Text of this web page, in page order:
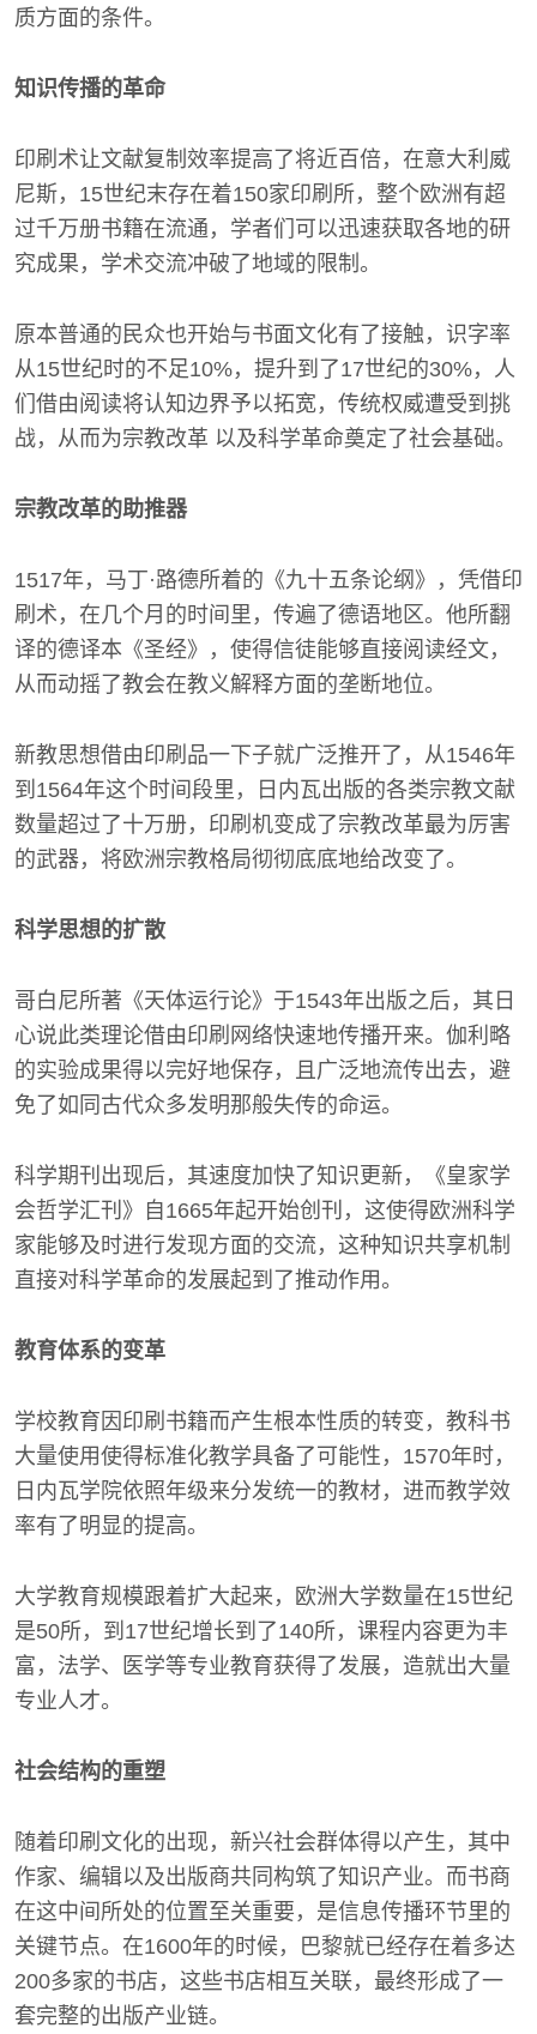
质方面的条件。
知识传播的革命
印刷术让文献复制效率提高了将近百倍，在意大利威
尼斯，15世纪末存在着150家印刷所，整个欧洲有超
过千万册书籍在流通，学者们可以迅速获取各地的研
究成果，学术交流冲破了地域的限制。
原本普通的民众也开始与书面文化有了接触，识字率
从15世纪时的不足10%，提升到了17世纪的30%，人
们借由阅读将认知边界予以拓宽，传统权威遭受到挑
战，从而为宗教改革 以及科学革命奠定了社会基础。
宗教改革的助推器
1517年，马丁·路德所着的《九十五条论纲》，凭借印
刷术，在几个月的时间里，传遍了德语地区。他所翻
译的德译本《圣经》，使得信徒能够直接阅读经文，
从而动摇了教会在教义解释方面的垄断地位。
新教思想借由印刷品一下子就广泛推开了，从1546年
到1564年这个时间段里，日内瓦出版的各类宗教文献
数量超过了十万册，印刷机变成了宗教改革最为厉害
的武器，将欧洲宗教格局彻彻底底地给改变了。
科学思想的扩散
哥白尼所著《天体运行论》于1543年出版之后，其日
心说此类理论借由印刷网络快速地传播开来。伽利略
的实验成果得以完好地保存，且广泛地流传出去，避
免了如同古代众多发明那般失传的命运。
科学期刊出现后，其速度加快了知识更新，《皇家学
会哲学汇刊》自1665年起开始创刊，这使得欧洲科学
家能够及时进行发现方面的交流，这种知识共享机制
直接对科学革命的发展起到了推动作用。
教育体系的变革
学校教育因印刷书籍而产生根本性质的转变，教科书
大量使用使得标准化教学具备了可能性，1570年时，
日内瓦学院依照年级来分发统一的教材，进而教学效
率有了明显的提高。
大学教育规模跟着扩大起来，欧洲大学数量在15世纪
是50所，到17世纪增长到了140所，课程内容更为丰
富，法学、医学等专业教育获得了发展，造就出大量
专业人才。
社会结构的重塑
随着印刷文化的出现，新兴社会群体得以产生，其中
作家、编辑以及出版商共同构筑了知识产业。而书商
在这中间所处的位置至关重要，是信息传播环节里的
关键节点。在1600年的时候，巴黎就已经存在着多达
200多家的书店，这些书店相互关联，最终形成了一
套完整的出版产业链。